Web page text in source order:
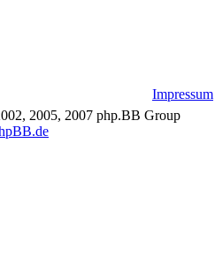
Impressum
2005, 2007 php.BB Group